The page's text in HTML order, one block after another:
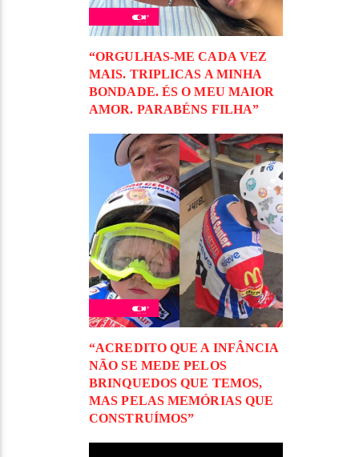
“ORGULHAS-ME CADA VEZ
MAIS. TRIPLICAS A MINHA
BONDADE. ÉS O MEU MAIOR
AMOR. PARABÉNS FILHA”
“ACREDITO QUE A INFÂNCIA
NÃO SE MEDE PELOS
BRINQUEDOS QUE TEMOS,
MAS PELAS MEMÓRIAS QUE
CONSTRUÍMOS”